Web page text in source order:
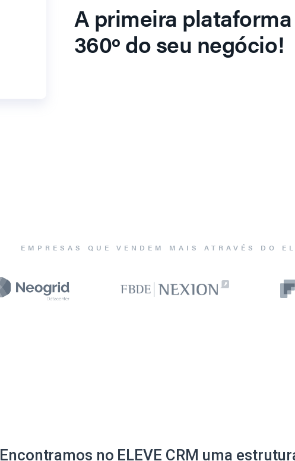
A primeira
360º do seu negócio!
EMPRESAS QUE VENDEM MAIS ATRAVÉS DO
Encontramos no ELEVE CRM uma